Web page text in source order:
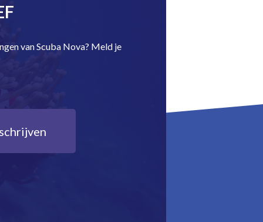
van Scuba Nova? Meld je